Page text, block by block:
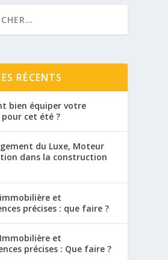
RÉCENTS
bien équiper votre
cet été ?
du Luxe, Moteur
dans la construction
et
précises : que faire ?
et
précises : Que faire ?